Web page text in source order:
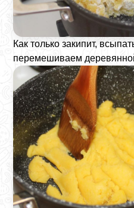
Как только закипит,
перемешиваем